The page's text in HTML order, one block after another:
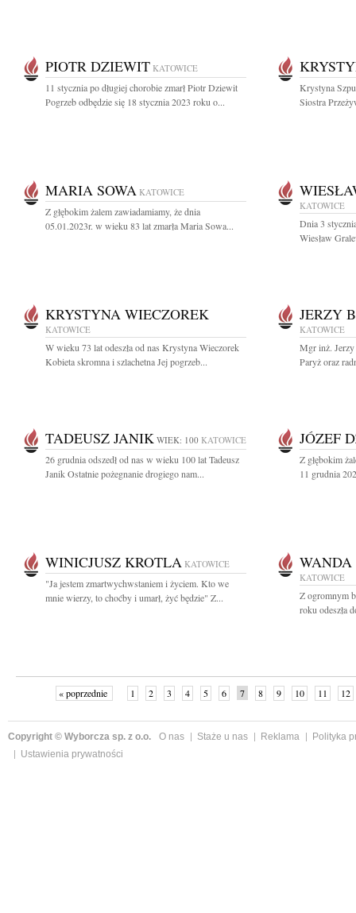
PIOTR DZIEWIT KATOWICE
11 stycznia po długiej chorobie zmarł Piotr Dziewit
Pogrzeb odbędzie się 18 stycznia 2023 roku o...
Krystyna
Siostra
MARIA SOWA KATOWICE
Z głębokim żalem zawiadamiamy, że dnia
05.01.2023r. w wieku 83 lat zmarła Maria Sowa...
KATOWICE
Dnia 3
Wiesław
KRYSTYNA WIECZOREK
KATOWICE
W wieku 73 lat odeszła od nas Krystyna Wieczorek
Kobieta skromna i szlachetna Jej pogrzeb...
JERZY
KATOWICE
Mgr inż.
Paryż oraz
TADEUSZ JANIK WIEK: 100 KATOWICE
26 grudnia odszedł od nas w wieku 100 lat Tadeusz
Janik Ostatnie pożegnanie drogiego nam...
JÓZEF
Z głębokim
11 grudnia
WINICJUSZ KROTLA KATOWICE
"Ja jestem zmartwychwstaniem i życiem. Kto we
mnie wierzy, to choćby i umarł, żyć będzie" Z...
KATOWICE
Z ogromnym
roku odeszła
« poprzednie 1 2 3 4 5 6 7 8 9 10 11 12
Copyright © Wyborcza sp. z o.o. O nas Staże u nas Reklama
Polityka
Ustawienia prywatności